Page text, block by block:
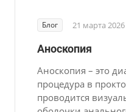
Блог 21 марта 2026
Аноскопия
Аноскопия – это
процедура в
проводится